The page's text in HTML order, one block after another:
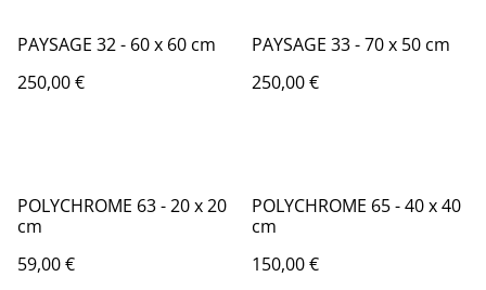
PAYSAGE 32 - 60 x 60 cm
250,00 €
PAYSAGE 33 - 70 x 50 cm
250,00 €
POLYCHROME 63 - 20 x 20
cm
59,00 €
POLYCHROME 65 - 40 x 40
cm
150,00 €